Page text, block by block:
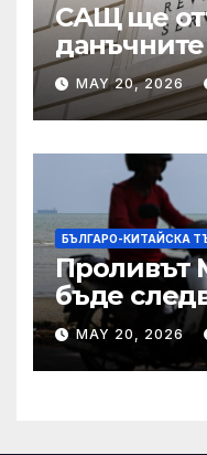
САЩ ще
Тръмп
сделката
IRS
MAY 20, 2026
БЪЛГАРО-КИТАЙСКА
Проливът
бъде
Азия не
MAY 20, 2026